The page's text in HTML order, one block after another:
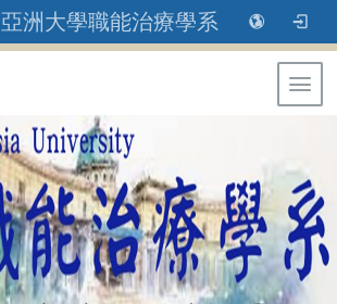
亞洲大學職能治療學系